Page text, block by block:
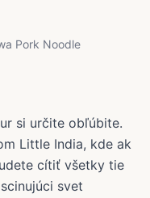
Pork Noodle
si určite obľúbite.
Little India, kde ak
cítiť všetky tie
svet